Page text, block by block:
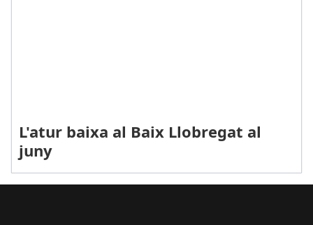
L'atur baixa al Baix Llobregat al
juny